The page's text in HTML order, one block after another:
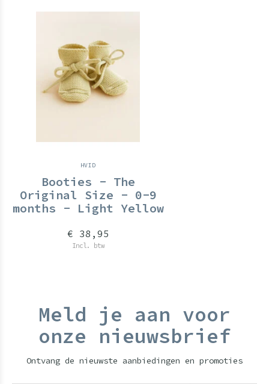
HVID
Booties - The
Original Size - 0-9
months - Light Yellow
€ 38,95
Incl. btw
Meld je aan voor
onze nieuwsbrief
Ontvang de nieuwste aanbiedingen en promoties